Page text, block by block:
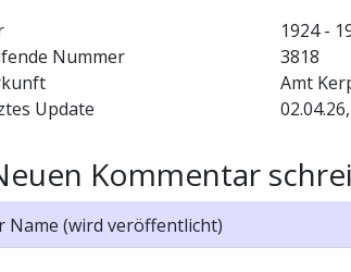
1924 -
Nummer
3818
Amt
Update
Kommentar
Name (wird veröffentlicht)